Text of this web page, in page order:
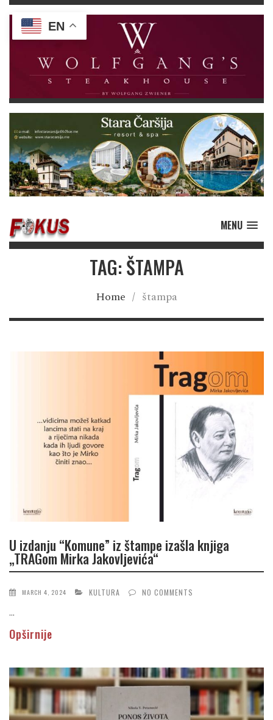
MENU
TAG: ŠTAMPA
Home / štampa
U izdanju “Komune” iz štampe izašla knjiga
„TRAGom Mirka Jakovljevića“
MARCH 4, 2024 KULTURA NO COMMENTS
...
Opširnije
EN